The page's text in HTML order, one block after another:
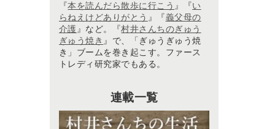
『本を読んだら散歩に行こう 』『い
らねえけどありがとう 』『義父母の
介護 』など。『村井さんちのぎゅう
ぎゅう焼き 』で、「ぎゅうぎゅう焼
き」ブームを巻き起こす。ファース
トレディ研究家でもある。
連載一覧